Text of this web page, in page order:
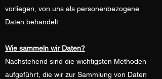
vorliegen, von uns als personenbezogene
Daten behandelt.
Wie sammeln wir Daten?
Nachstehend sind die wichtigsten Methoden
aufgeführt, die wir zur Sammlung von Daten